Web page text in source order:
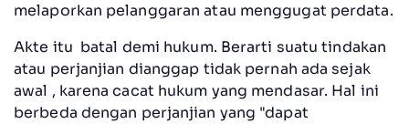
melaporkan pelanggaran atau menggugat perdata.
Akte itu batal demi hukum. Berarti suatu tindakan
atau perjanjian dianggap tidak pernah ada sejak
awal , karena cacat hukum yang mendasar. Hal ini
berbeda dengan perjanjian yang "dapat